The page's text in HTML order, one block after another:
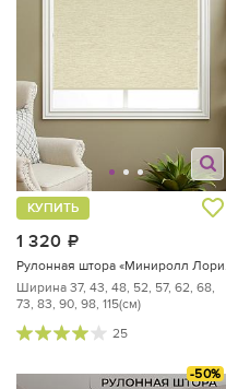
1 320
КУПИТЬ
Ширина 37, 43, 48, 52, 57, 62, 68,
73, 83, 90, 98, 115(см)
25
-50%